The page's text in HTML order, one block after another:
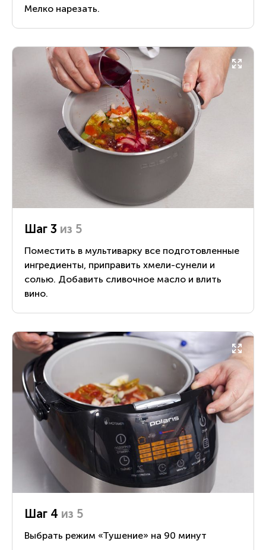
Мелко нарезать.
Шаг 3 из 5
Поместить в мультиварку все подготовленные
ингредиенты, приправить хмели-сунели и
солью. Добавить сливочное масло и влить
вино.
Шаг 4 из 5
Выбрать режим «Тушение» на 90 минут